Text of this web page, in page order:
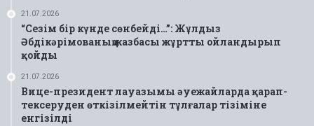
21.07.2026
“Сезім бір күнде сөнбейді…”: Жұлдыз
Әбдікәрімованың жазбасы жұртты ойландырып
қойды
21.07.2026
Вице-президент лауазымы әуежайларда қарап-
тексеруден өткізілмейтін тұлғалар тізіміне
енгізілді